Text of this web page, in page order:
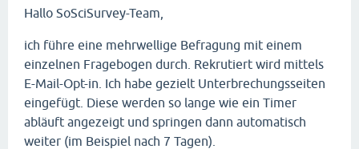
Hallo SoSciSurvey-Team,
ich führe eine mehrwellige Befragung mit einem
einzelnen Fragebogen durch. Rekrutiert wird mittels
E-Mail-Opt-in. Ich habe gezielt Unterbrechungsseiten
eingefügt. Diese werden so lange wie ein Timer
abläuft angezeigt und springen dann automatisch
weiter (im Beispiel nach 7 Tagen).